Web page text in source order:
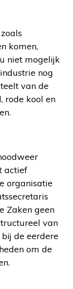
komen,
niet mogelijk
nog
van de
rode kool en
actief
organisatie
Zaken geen
van
de eerdere
om de